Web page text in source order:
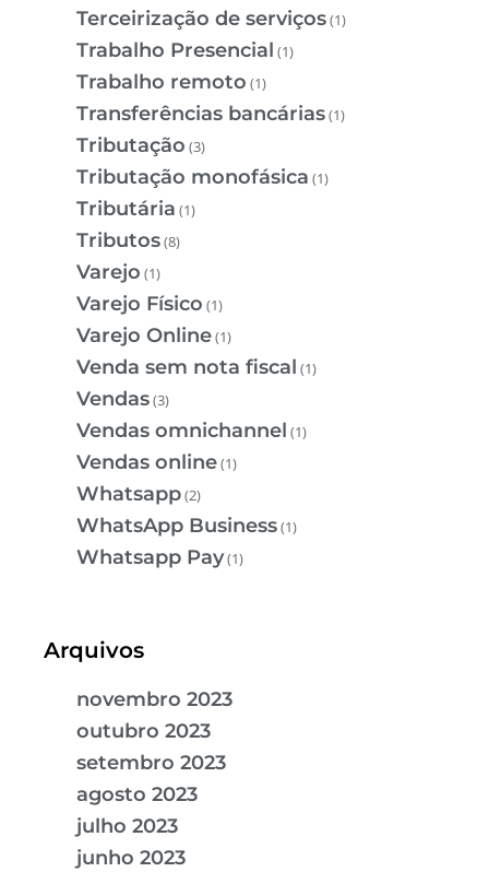
Terceirização de serviços(1)
Trabalho Presencial (1)
Trabalho remoto (1)
Transferências bancárias(1)
Tributação (3)
Tributação monofásica (1)
Tributária (1)
Tributos(8)
Varejo (1)
Varejo Físico (1)
Varejo Online(1)
Venda sem nota fiscal (1)
Vendas(3)
Vendas omnichannel (1)
Vendas online(1)
Whatsapp(2)
WhatsApp Business(1)
Whatsapp Pay(1)
Arquivos
novembro 2023
outubro 2023
setembro 2023
agosto 2023
julho 2023
junho 2023